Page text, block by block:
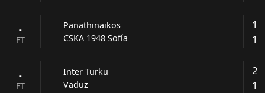
-
-
FT
Panathinaikos
CSKA 1948 Sofía
1
1
-
-
FT
Inter Turku
Vaduz
2
1